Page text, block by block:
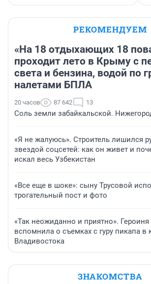
РЕКОМЕНДУЕМ
«На 18 отдыхающих 18
проходит лето в Крыму с
света и бензина, водой по
налетами БПЛА
20 часов 87 642 13
Соль земли забайкальской.
«Я не жалуюсь». Строитель лишился
звездой соцсетей: как он живет и
искал весь Узбекистан
«Все еще в шоке»: сыну Трусовой
трогательный пост и фото
«Так неожиданно и приятно».
вспомнила о съемках с гуру пикапа в
Владивостока
ЗНАКОМСТВА